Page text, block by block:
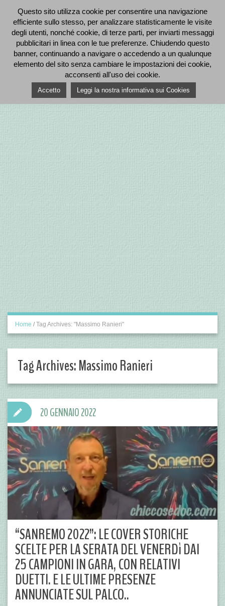
Home / Tag Archives: "Massimo Ranieri"
Tag Archives:Massimo Ranieri
“SANREMO 2022”: LE COVER STORICHE
SCELTE PER LA SERATA DEL VENERDì DAI
25 CAMPIONI IN GARA, CON RELATIVI
DUETTI. E LE ULTIME PRESENZE
ANNUNCIATE SUL PALCO..
20 GENNAIO 2022
Questo sito utilizza cookie per consentire una navigazione
efficiente sullo stesso, per analizzare statisticamente le visite
degli utenti, nonché cookie, di terze parti, per inviarti messaggi
pubblicitari in linea con le tue preferenze. Chiudendo questo
banner, continuando a navigare o accedendo a un qualunque
elemento del sito senza cambiare le impostazioni dei cookie,
acconsenti all'uso dei cookie.
Accetto Leggi la nostra informativa sui Cookies